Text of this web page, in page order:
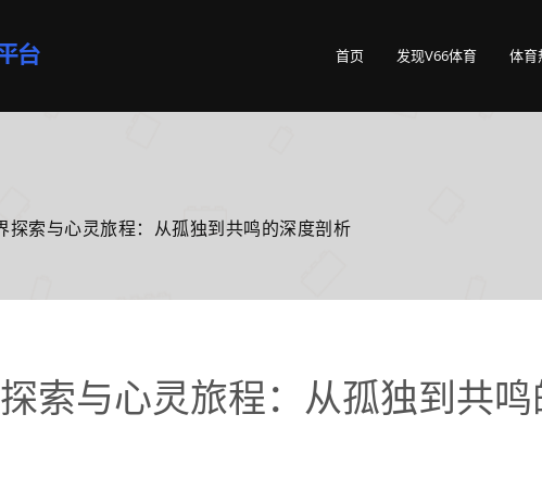
首页 发现V66体育 体育
探索与心灵旅程：从孤独到共鸣的深度剖析
索与心灵旅程：从孤独到共鸣